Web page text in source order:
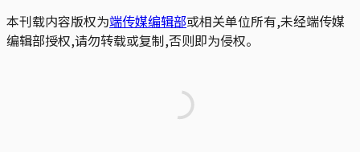
本刊载内容版权为端传媒编辑部或相关单位所有,未经端传媒
编辑部授权,请勿转载或复制,否则即为侵权。